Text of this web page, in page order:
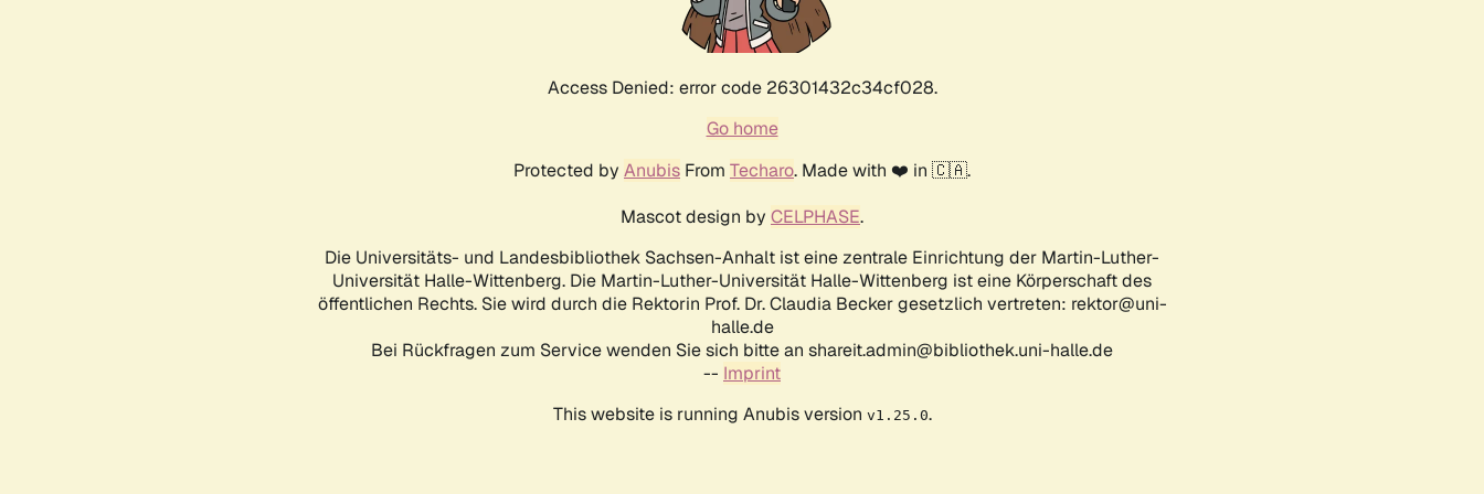
Access Denied: error code 26301432c34cf028.
Go home
Protected by Anubis From Techaro. Made with ❤️ in 🇨🇦.
Mascot design by CELPHASE.
Die Universitäts- und Landesbibliothek Sachsen-Anhalt ist eine zentrale Einrichtung der Martin-Luther-
Universität Halle-Wittenberg. Die Martin-Luther-Universität Halle-Wittenberg ist eine Körperschaft des
öffentlichen Rechts. Sie wird durch die Rektorin Prof. Dr. Claudia Becker gesetzlich vertreten: rektor@uni-
halle.de
Bei Rückfragen zum Service wenden Sie sich bitte an shareit.admin@bibliothek.uni-halle.de
-- Imprint
This website is running Anubis version v1.25.0.